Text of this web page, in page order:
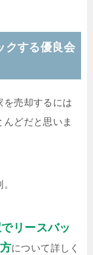
クする優良会
を売却するには
どだと思いま
リースバッ
について詳しく